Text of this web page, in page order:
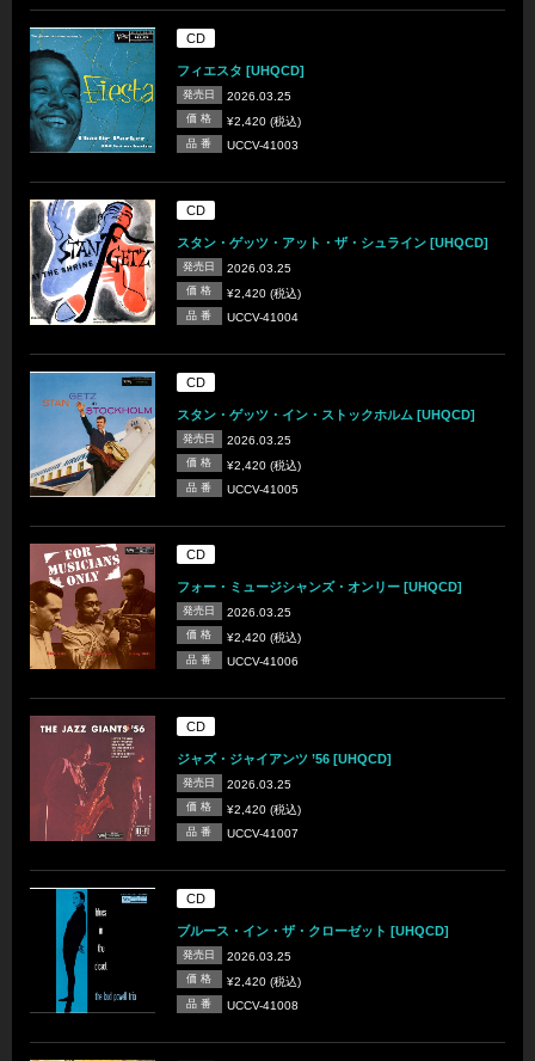
CD
フィエスタ [UHQCD]
発売日 2026.03.25
価 格 ¥2,420 (税込)
品 番 UCCV-41003
CD
スタン・ゲッツ・アット・ザ・シュライン [UHQCD]
発売日 2026.03.25
価 格 ¥2,420 (税込)
品 番 UCCV-41004
CD
スタン・ゲッツ・イン・ストックホルム [UHQCD]
発売日 2026.03.25
価 格 ¥2,420 (税込)
品 番 UCCV-41005
CD
フォー・ミュージシャンズ・オンリー [UHQCD]
発売日 2026.03.25
価 格 ¥2,420 (税込)
品 番 UCCV-41006
CD
ジャズ・ジャイアンツ ’56 [UHQCD]
発売日 2026.03.25
価 格 ¥2,420 (税込)
品 番 UCCV-41007
CD
ブルース・イン・ザ・クローゼット [UHQCD]
発売日 2026.03.25
価 格 ¥2,420 (税込)
品 番 UCCV-41008